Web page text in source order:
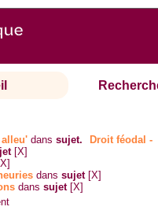
danssujet.
Droit féodal -
[X]
danssujet [X]
danssujet [X]